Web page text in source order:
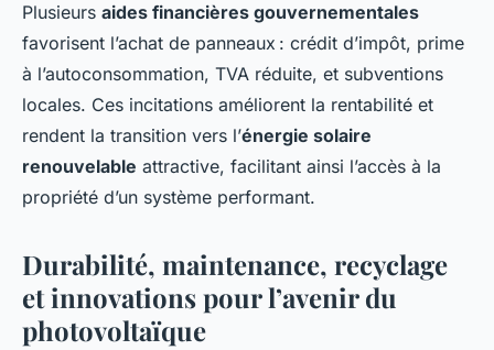
Plusieurs aides financières gouvernementales
favorisent l’achat de panneaux : crédit d’impôt, prime
à l’autoconsommation, TVA réduite, et subventions
locales. Ces incitations améliorent la rentabilité et
rendent la transition vers l’énergie solaire
renouvelable attractive, facilitant ainsi l’accès à la
propriété d’un système performant.
Durabilité, maintenance, recyclage
et innovations pour l’avenir du
photovoltaïque